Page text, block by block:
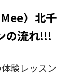
）北千
の流れ!!!
験レッスン